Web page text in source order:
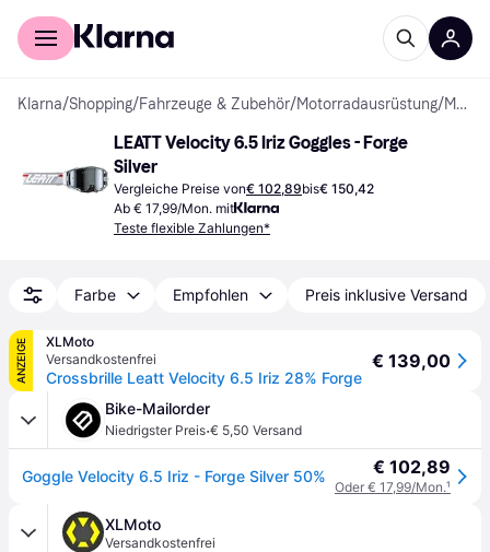
Für Shopper
Klarna/Shopping/Fahrzeuge & Zubehör/Motorradausrüstung/ Motorradbrillen
LEATT Velocity 6.5 Iriz Goggles - Forge
Silver
Vergleiche Preise von€ 102,89bis€ 150,42
Ab € 17,99/Mon. mit
Teste flexible Zahlungen*
Farbe Empfohlen Preis inklusive Versand
ANZEIGE
XLMoto
Versandkostenfrei
Crossbrille Leatt Velocity 6.5 Iriz 28% Forge
€ 139,00
Bike-Mailorder
Niedrigster Preis·€ 5,50 Versand
Goggle Velocity 6.5 Iriz - Forge Silver 50% € 102,89
Oder € 17,99/Mon.¹
XLMoto
Versandkostenfrei